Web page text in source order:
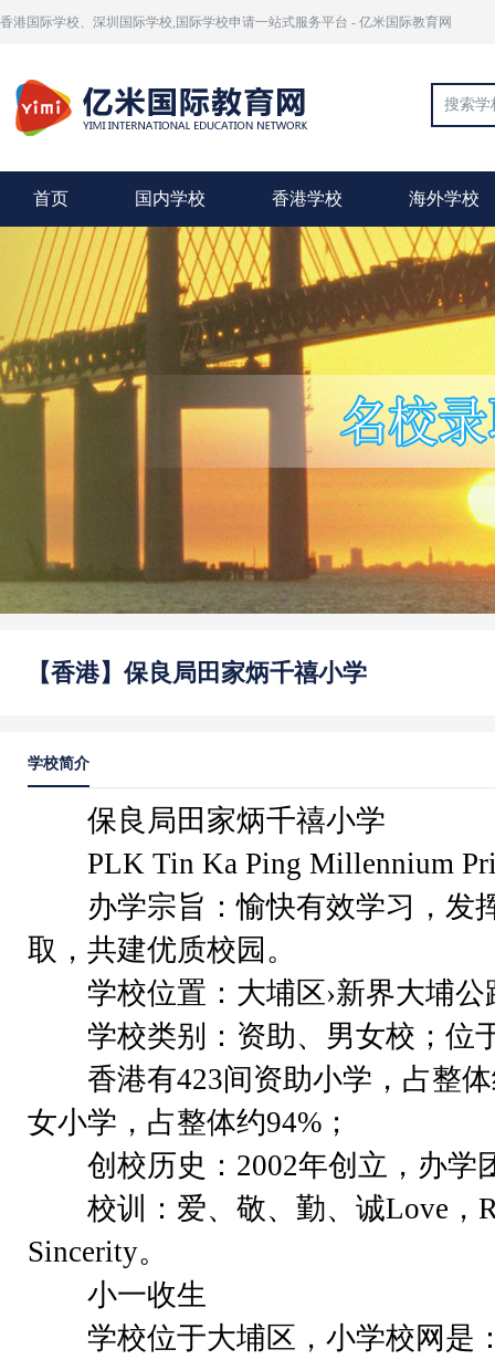
香港国际学校、深圳国际学校,国际学校申请一站式服务平台 - 亿米国际教育网
首页 国内学校 香港学校 海外学校
【香港】保良局田家炳千禧小学
学校简介
保良局田家炳千禧小学
PLK Tin Ka Ping Millennium
办学宗旨：愉快有效学习，发
取，共建优质校园。
学校位置：大埔区›新界大埔公
学校类别：资助、男女校；位
香港有423间资助小学，占整体
女小学，占整体约94%；
创校历史：2002年创立，办学
校训：爱、敬、勤、诚Love，
Sincerity。
小一收生
学校位于大埔区，小学校网是